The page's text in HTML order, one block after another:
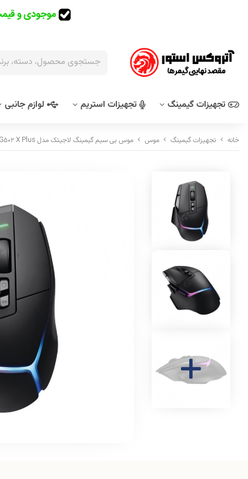
تجهیزات گیمینگ تجهیزات استریم لوازم جانبی
خانه تجهیزات گیمینگ موس موس بی سیم گیمینگ لاجیتک مدل Logitech G502 X Plus